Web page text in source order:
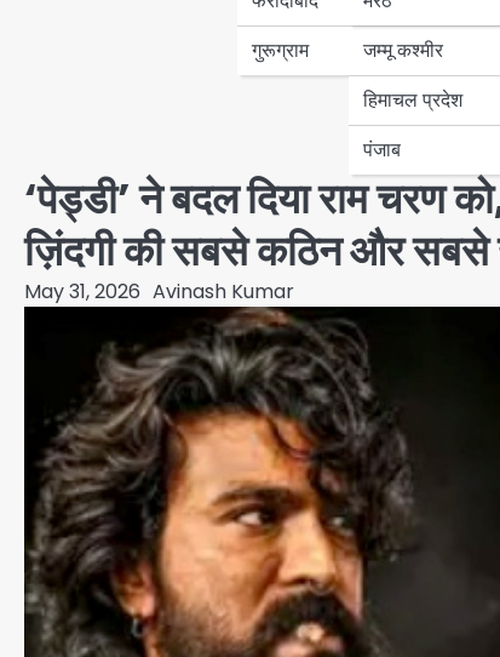
गुरूग्राम
जम्मू कश्मीर
हिमाचल प्रदेश
पंजाब
‘पेड्डी’ ने बदल दिया राम चरण
ज़िंदगी की सबसे कठिन और सबसे
May 31, 2026 Avinash Kumar